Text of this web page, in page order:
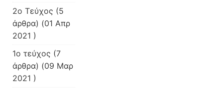
2ο Τεύχος (5
άρθρα) (01 Απρ
2021 )
1ο τεύχος (7
άρθρα) (09 Μαρ
2021 )